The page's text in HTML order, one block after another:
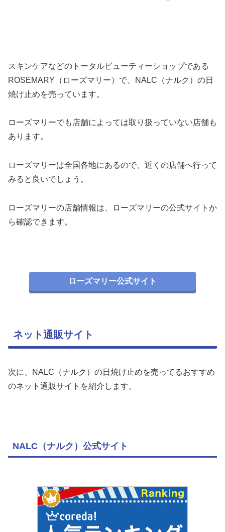
スキンケアなどのトータルビューティーショップである
ROSEMARY（ローズマリー）で、NALC（ナルク）の日
焼け止めを売っています。
ローズマリーでも店舗によっては取り扱っていない店舗も
あります。
ローズマリーは全国各地にあるので、近くの店舗へ行って
みると良いでしょう。
ローズマリーの店舗情報は、ローズマリーの公式サイトか
ら確認できます。
ローズマリー公式サイト
ネット通販サイト
次に、NALC（ナルク）の日焼け止めを売ってるおすすめ
のネット通販サイトを紹介します。
NALC（ナルク）公式サイト